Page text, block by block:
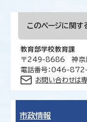
このページに関す
教育部学校教育課
〒249-8686 神奈
電話番号：046-
お問い合わせは
市政情報